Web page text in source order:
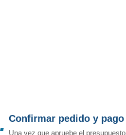
Confirmar pedido y pago
Una vez que apruebe el presupuesto